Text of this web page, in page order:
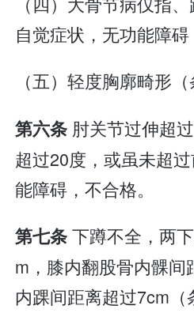
自觉症状，无功能障碍
（五）轻度胸廓畸形（
第六条 肘关节过伸超
超过20度，或虽未超
能障碍，不合格。
第七条下蹲不全，两
m，膝内翻股骨内髁间
内踝间距离超过7cm（